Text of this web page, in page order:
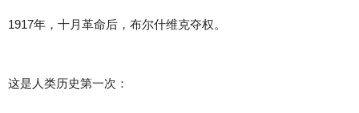
1917年，十月革命后，布尔什维克夺权。
这是人类历史第一次：